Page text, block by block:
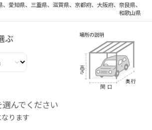
愛知県、三重県、滋賀県、京都府、大阪府、奈良県、
和歌山県
ぶ
んでください
ります